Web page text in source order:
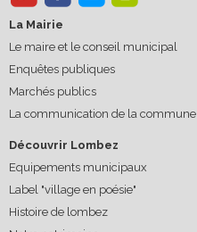
La Mairie
Le maire et le conseil municipal
Enquêtes publiques
Marchés publics
La communication de la commune
Découvrir Lombez
Equipements municipaux
Label "village en poésie"
Histoire de lombez